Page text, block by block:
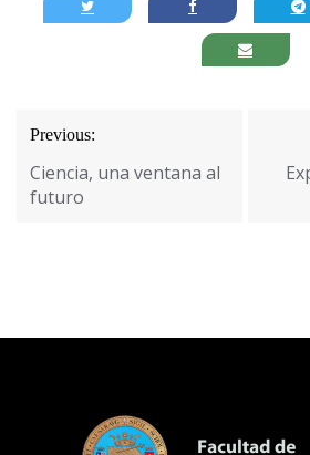
Navegación
de
entradas
Previous:
Ciencia, una ventana al
futuro